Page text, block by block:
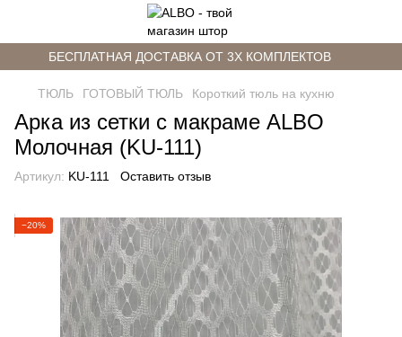
БЕСПЛАТНАЯ ДОСТАВКА ОТ 3Х КОМПЛЕКТОВ
ТЮЛЬ ГОТОВЫЙ ТЮЛЬ Короткий тюль на кухню
Арка из сетки с макраме ALBO
Молочная (KU-111)
Артикул: KU-111 Оставить отзыв
−20%